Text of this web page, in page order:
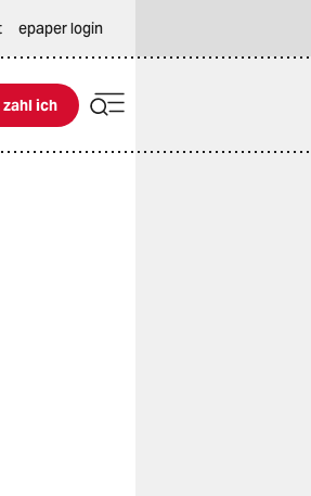
epaper login
ich ich